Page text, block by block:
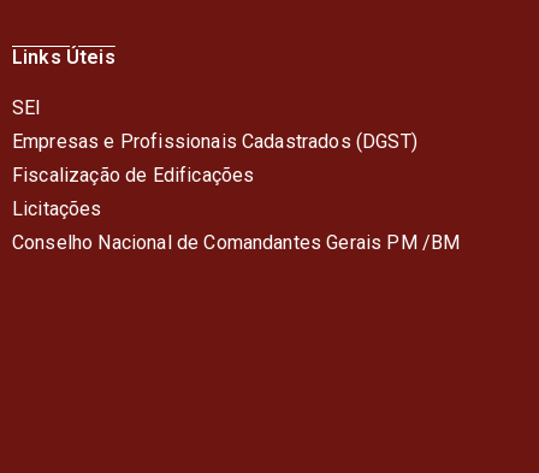
Links Úteis
SEI
Empresas e Profissionais Cadastrados (DGST)
Fiscalização de Edificações
Licitações
Conselho Nacional de Comandantes Gerais PM /BM